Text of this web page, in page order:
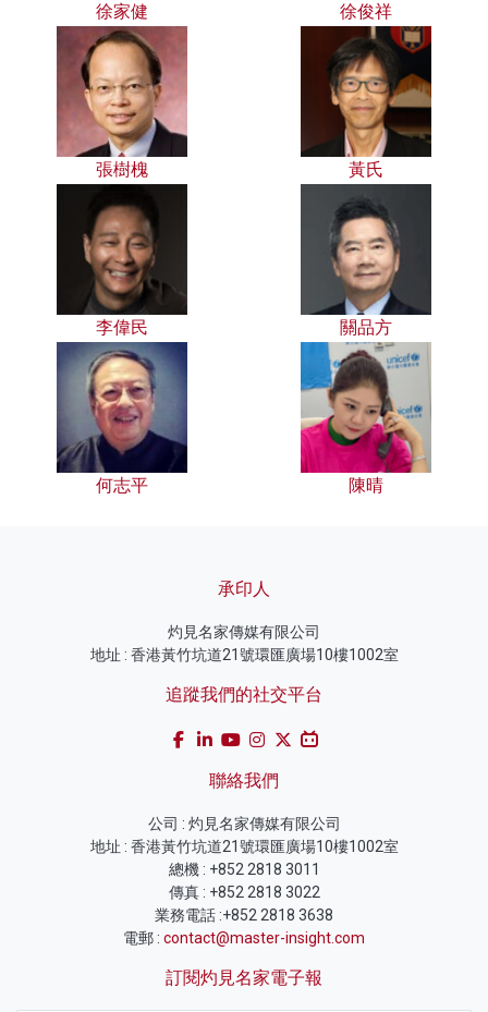
徐家健 徐俊祥
張樹槐 黃氏
李偉民 關品方
何志平 陳晴
承印人
灼見名家傳媒有限公司
地址 : 香港黃竹坑道21號環匯廣場10樓1002室
追蹤我們的社交平台
聯絡我們
公司 : 灼見名家傳媒有限公司
地址 : 香港黃竹坑道21號環匯廣場10樓1002室
總機 : +852 2818 3011
傳真 : +852 2818 3022
業務電話 :+852 2818 3638
電郵 : contact@master-insight.com
訂閱灼見名家電子報